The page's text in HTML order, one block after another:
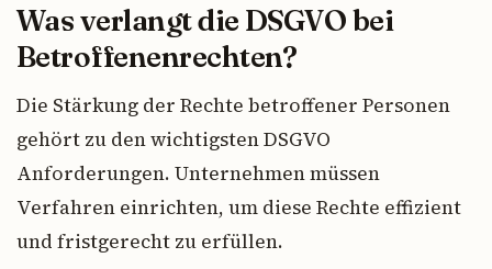
Was verlangt die DSGVO bei
Betroffenenrechten?
Die Stärkung der Rechte betroffener Personen
gehört zu den wichtigsten DSGVO
Anforderungen. Unternehmen müssen
Verfahren einrichten, um diese Rechte effizient
und fristgerecht zu erfüllen.